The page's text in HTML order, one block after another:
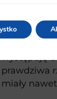
wodne
prądem,
Niestety,
występują
prawdziwa
miały